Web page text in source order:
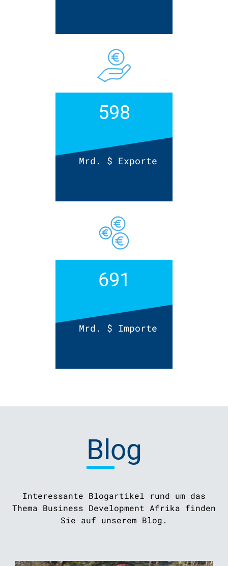
598
Mrd. $ Exporte
691
Mrd. $ Importe
Blog
Interessante Blogartikel rund um das
Thema Business Development Afrika finden
Sie auf unserem Blog.